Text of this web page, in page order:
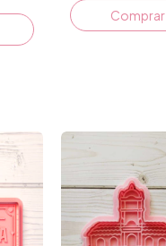
Comprar